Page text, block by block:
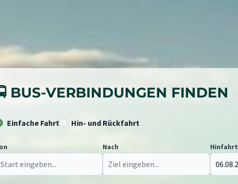
BUS-VERBINDUNGEN FINDEN
Einfache Fahrt Hin- und Rückfahrt
Nach Hinfahrt